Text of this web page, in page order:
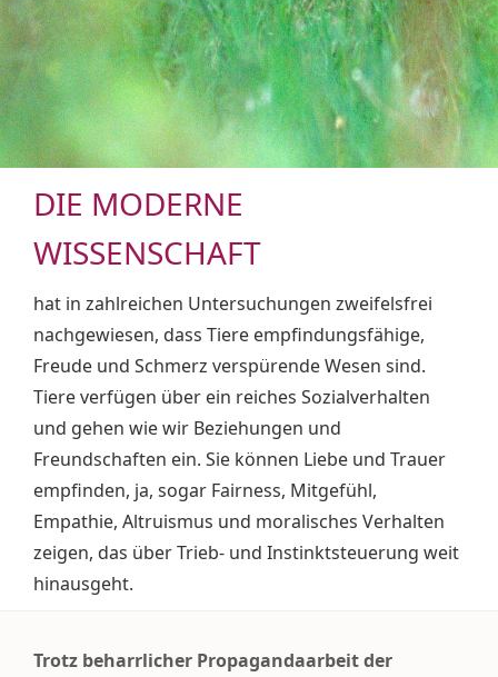
DIE MODERNE
WISSENSCHAFT
hat in zahlreichen Untersuchungen zweifelsfrei
nachgewiesen, dass Tiere empfindungsfähige,
Freude und Schmerz verspürende Wesen sind.
Tiere verfügen über ein reiches Sozialverhalten
und gehen wie wir Beziehungen und
Freundschaften ein. Sie können Liebe und Trauer
empfinden, ja, sogar Fairness, Mitgefühl,
Empathie, Altruismus und moralisches Verhalten
zeigen, das über Trieb- und Instinktsteuerung weit
hinausgeht.
Trotz beharrlicher Propagandaarbeit der